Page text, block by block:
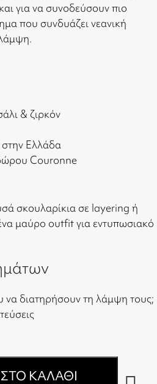
για να συνοδεύσουν πιο
που συνδυάζει νεανική
& ζιρκόν
Ελλάδα
Couronne
σκουλαρίκια σε layering ή
μαύρο outfit για εντυπωσιακό
να διατηρήσουν τη λάμψη τους;
ΚΑΛΆΘΙ